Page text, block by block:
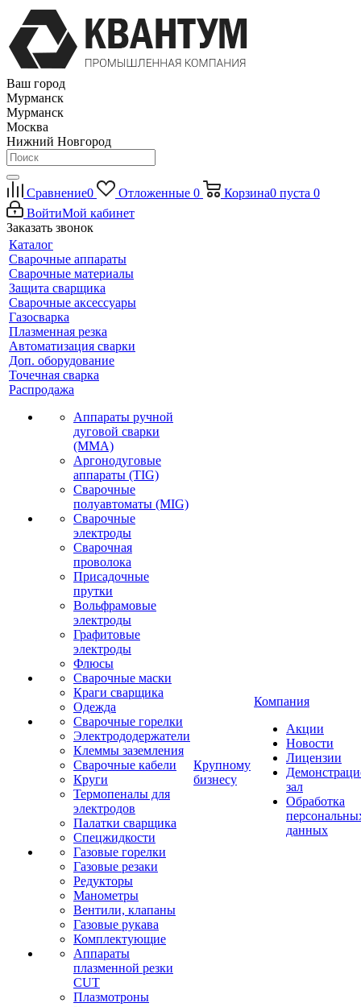
Ваш город
Мурманск
Мурманск
Москва
Нижний Новгород
Сравнение0 Отложенные 0 Корзина0 пуста 0
ВойтиМой кабинет
Заказать звонок
Каталог
Сварочные аппараты
Сварочные материалы
Защита сварщика
Сварочные аксессуары
Газосварка
Плазменная резка
Автоматизация сварки
Доп. оборудование
Точечная сварка
Распродажа
Аппараты ручной
дуговой сварки
(MMA)
Аргонодуговые
аппараты (TIG)
Сварочные
полуавтоматы (MIG)
Сварочные
электроды
Сварочная
проволока
Присадочные
прутки
Вольфрамовые
электроды
Графитовые
электроды
Флюсы
Сварочные маски
Краги сварщика
Одежда
Сварочные горелки
Электрододержатели
Клеммы заземления
Сварочные кабели
Круги
Термопеналы для
электродов
Палатки сварщика
Спецжидкости
Газовые горелки
Газовые резаки
Редукторы
Манометры
Вентили, клапаны
Газовые рукава
Комплектующие
Аппараты
плазменной резки
CUT
Плазмотроны
Крупному
бизнесу
Компания
Акции
Новости
Лицензии
зал
Обработка
данных